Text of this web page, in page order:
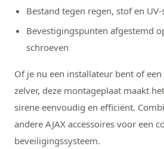
Bestand tegen regen, stof en
Bevestigingspunten afgestemd
schroeven
Of je nu een installateur bent of
zelver, deze montageplaat maakt
sirene eenvoudig en efficiënt.
andere AJAX accessoires voor een
beveiligingssysteem.